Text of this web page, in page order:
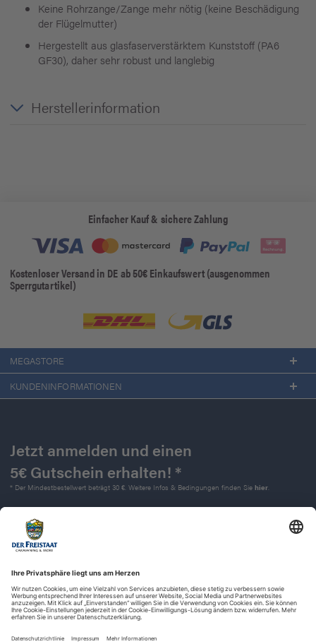
Keine Rohrzange/Zange mehr nötig (keine Beschädigung
der Flügelmutter)
Hergestellt aus glasfaserverstärktem Kunststoff (PA6
GF30), daher sehr robust und langlebig
Herstellerinformation
Einfacher Kauf & sichere Zahlung
Kostenloser Versand in DE ab 50€ Einkaufswert (ausgenommen
Sperrgutartikel)
MEGASTORE
KUNDENINFORMATIONEN
Jetzt anmelden und einen
5€ Gutschein erhalten! *
* Der Mindestbestellwert beträgt 30 €. Weitere Infos & Bedingungen finden Sie hier.